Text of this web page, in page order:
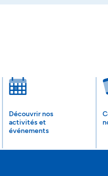
Découvrir nos
activités et
événements